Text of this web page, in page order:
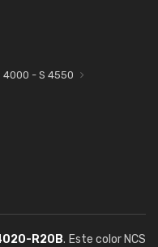
4000 - S 4550
R20B. Este color NCS